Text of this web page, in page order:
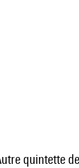
quintette